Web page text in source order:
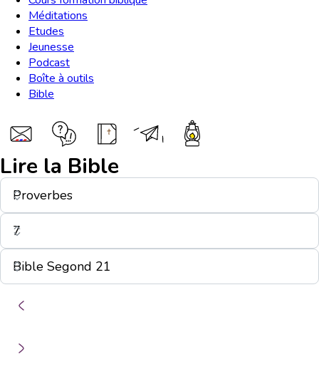
Méditations
Etudes
Jeunesse
Podcast
Boîte à outils
Bible
Lire la Bible